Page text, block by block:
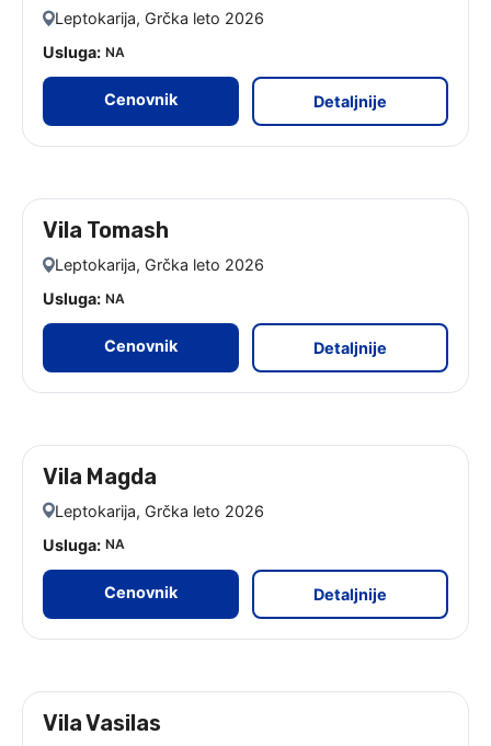
Leptokarija, Grčka leto 2026
Usluga: NA
Cenovnik Detaljnije
Vila Tomash
Leptokarija, Grčka leto 2026
Usluga: NA
Cenovnik Detaljnije
Vila Magda
Leptokarija, Grčka leto 2026
Usluga: NA
Cenovnik Detaljnije
Vila Vasilas